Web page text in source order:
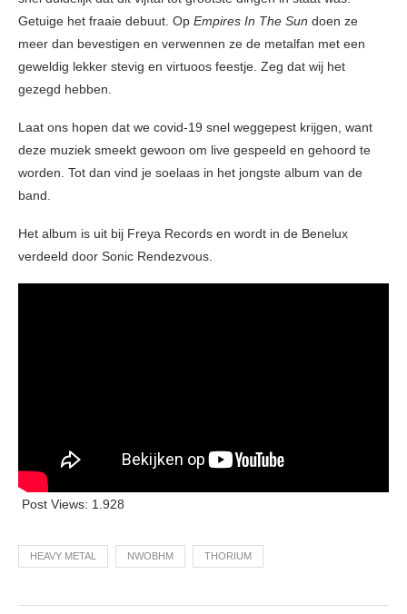
Getuige het fraaie debuut. Op Empires In The Sun doen ze
meer dan bevestigen en verwennen ze de metalfan met een
geweldig lekker stevig en virtuoos feestje. Zeg dat wij het
gezegd hebben.
Laat ons hopen dat we covid-19 snel weggepest krijgen, want
deze muziek smeekt gewoon om live gespeeld en gehoord te
worden. Tot dan vind je soelaas in het jongste album van de
band.
Het album is uit bij Freya Records en wordt in de Benelux
verdeeld door Sonic Rendezvous.
Post Views: 1.928
HEAVY METAL NWOBHM THORIUM